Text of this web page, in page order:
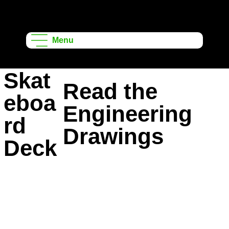
प्रोजेक्ट्स
Menu
Skat
eboa
rd
Deck
Read the
Engineering
Drawings